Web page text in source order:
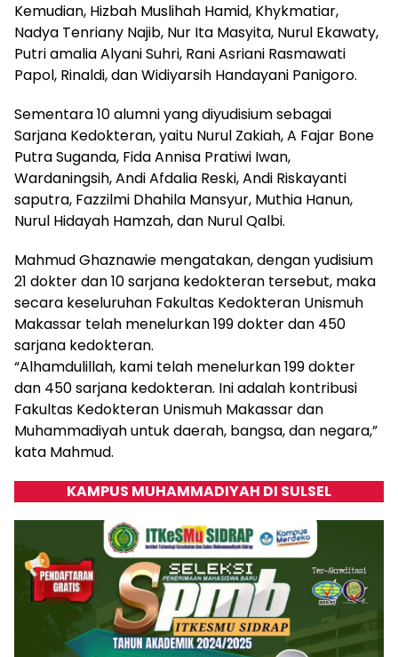
Kemudian, Hizbah Muslihah Hamid, Khykmatiar,
Nadya Tenriany Najib, Nur Ita Masyita, Nurul Ekawaty,
Putri amalia Alyani Suhri, Rani Asriani Rasmawati
Papol, Rinaldi, dan Widiyarsih Handayani Panigoro.
Sementara 10 alumni yang diyudisium sebagai
Sarjana Kedokteran, yaitu Nurul Zakiah, A Fajar Bone
Putra Suganda, Fida Annisa Pratiwi Iwan,
Wardaningsih, Andi Afdalia Reski, Andi Riskayanti
saputra, Fazzilmi Dhahila Mansyur, Muthia Hanun,
Nurul Hidayah Hamzah, dan Nurul Qalbi.
Mahmud Ghaznawie mengatakan, dengan yudisium
21 dokter dan 10 sarjana kedokteran tersebut, maka
secara keseluruhan Fakultas Kedokteran Unismuh
Makassar telah menelurkan 199 dokter dan 450
sarjana kedokteran.
“Alhamdulillah, kami telah menelurkan 199 dokter
dan 450 sarjana kedokteran. Ini adalah kontribusi
Fakultas Kedokteran Unismuh Makassar dan
Muhammadiyah untuk daerah, bangsa, dan negara,”
kata Mahmud.
KAMPUS MUHAMMADIYAH DI SULSEL